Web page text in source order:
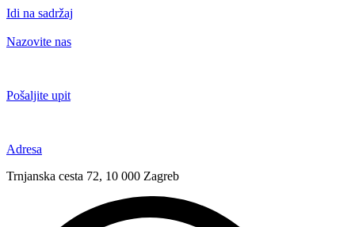
Idi na sadržaj
Nazovite nas
Pošaljite upit
Adresa
Trnjanska cesta 72, 10 000 Zagreb